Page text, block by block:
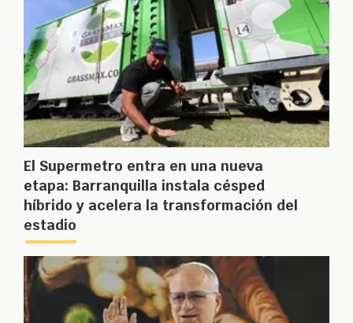
El Supermetro entra en una nueva
etapa: Barranquilla instala césped
híbrido y acelera la transformación del
estadio